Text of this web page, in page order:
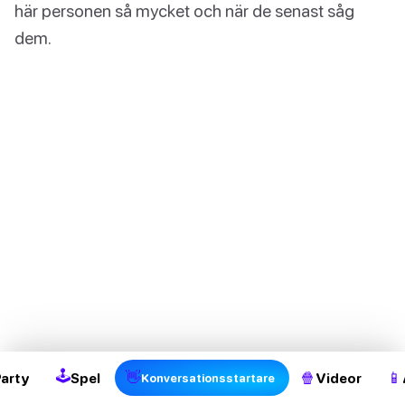
här personen så mycket och när de senast såg
dem.
🕹Spel 👋Konversationsstartare 🍿 Videor 📱